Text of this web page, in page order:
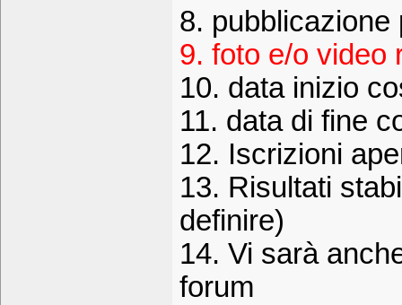
8. pubblicazione
9. foto e/o video
10. data inizio
11. data di fine
12. Iscrizioni
13. Risultati
definire)
14. Vi sarà
forum